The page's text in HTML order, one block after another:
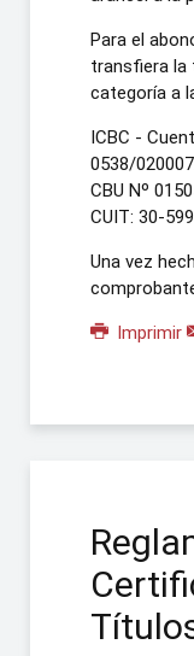
Para el
transfiera la
categoría a
ICBC -
0538/
CBU Nº
CUIT: 30-
Una vez
Imprimir